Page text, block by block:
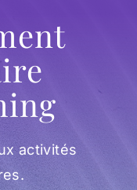
activités